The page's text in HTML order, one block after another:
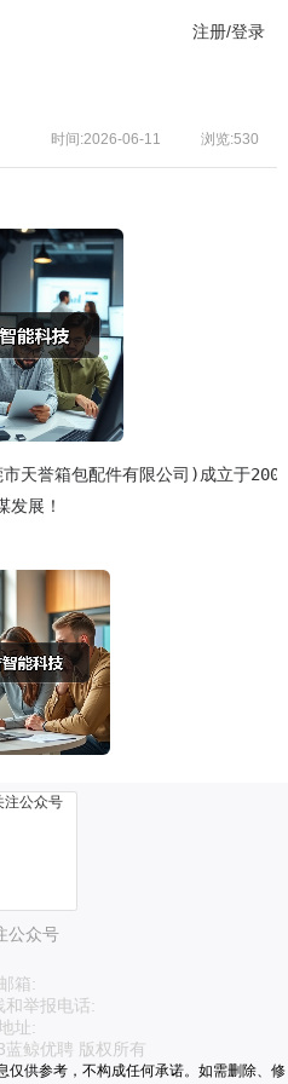
注册/登录
浏览:530
时间:2026-06-11
天誉箱包配件有限公司)成立于
发展！
公众号
邮箱:
和举报电话:
址:
鲸优聘 版权所有
仅供参考，不构成任何承诺。如需删除、修